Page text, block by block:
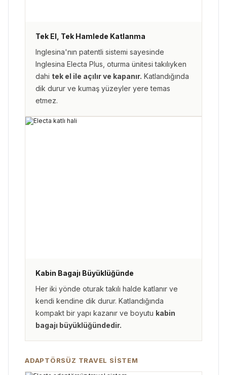
Tek El, Tek Hamlede Katlanma
Inglesina'nın patentli sistemi sayesinde
Inglesina Electa Plus, oturma ünitesi takılıyken
dahi tek el ile açılır ve kapanır. Katlandığında
dik durur ve kumaş yüzeyler yere temas
etmez.
Kabin Bagajı Büyüklüğünde
Her iki yönde oturak takılı halde katlanır ve
kendi kendine dik durur. Katlandığında
kompakt bir yapı kazanır ve boyutu kabin
bagajı büyüklüğündedir.
ADAPTÖRSÜZ TRAVEL SISTEM